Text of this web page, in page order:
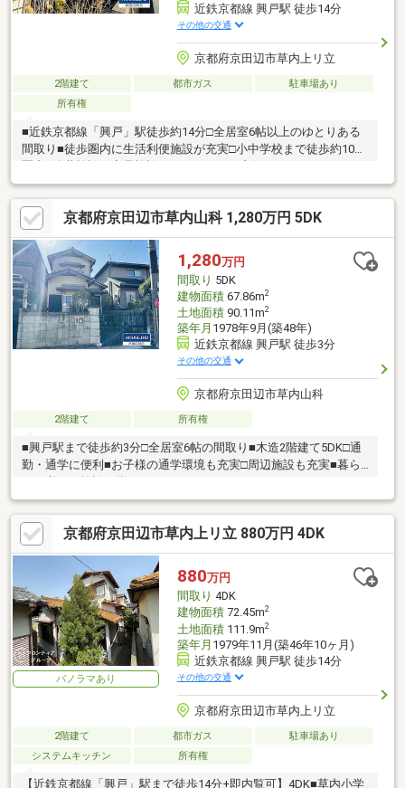
近鉄京都線 興戸駅 徒歩14分
その他の交通
京都府京田辺市草内上リ立
2階建て 都市ガス
駐車場あり
所有権
■近鉄京都線「興戸」駅徒歩約14分□全居室6帖以上のゆとりある
間取り■徒歩圏内に生活利便施設が充実□小中学校まで徒歩約10分
京都府京田辺市草内山科 1,280万円 5DK
1,280万円
間取り 5DK
建物面積67.86m2
土地面積90.11m2
築年月 1978年9月(築48年)
近鉄京都線 興戸駅 徒歩3分
その他の交通
京都府京田辺市草内山科
2階建て 所有権
■興戸駅まで徒歩約3分□全居室6帖の間取り■木造2階建て5DK□通
勤・通学に便利■お子様の通学環境も充実□周辺施設も充実■暮ら
京都府京田辺市草内上リ立 880万円 4DK
パノラマあり
880万円
間取り 4DK
建物面積72.45m2
土地面積111.9m2
築年月 1979年11月(築46年10ヶ月)
近鉄京都線 興戸駅 徒歩14分
その他の交通
京都府京田辺市草内上リ立
2階建て 都市ガス
駐車場あり
システムキッチン
所有権
【近鉄京都線「興戸」駅まで徒歩14分+即内覧可】4DK■草内小学